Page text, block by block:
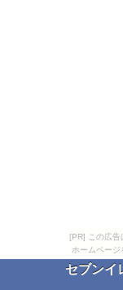
[PR] この広告
ホームページ
セブンイ